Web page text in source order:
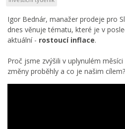
Igor Bednár, manažer prodeje pro
dnes věnuje tématu, které je v
aktuální - rostoucí inflace.
Proč jsme zvýšili v uplynulém
změny proběhly a co je našim cílem?